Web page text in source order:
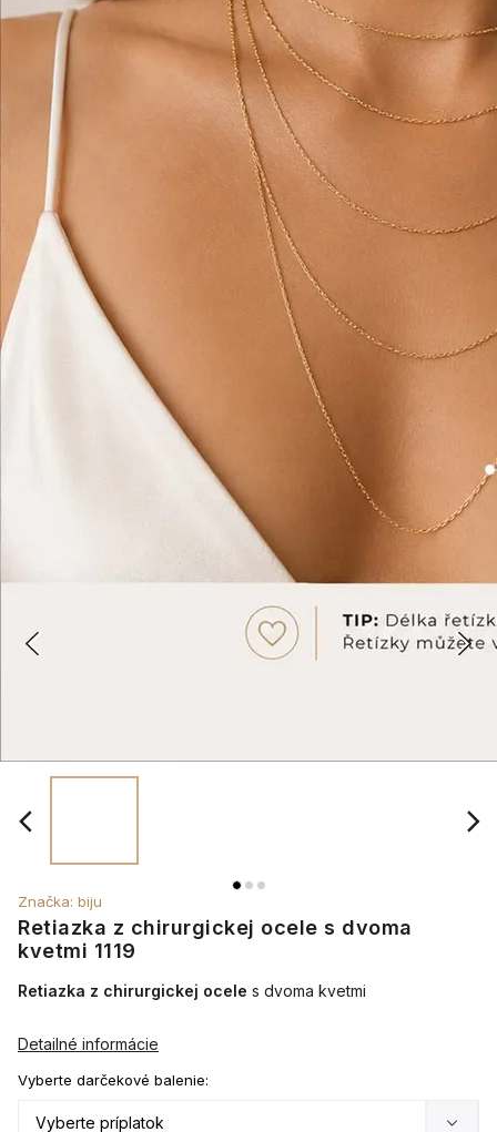
Retiazka z chirurgickej ocele s dvoma
kvetmi 1119
Značka: biju
Vyberte darčekové balenie:
Retiazka z chirurgickej ocele s dvoma kvetmi
Detailné informácie